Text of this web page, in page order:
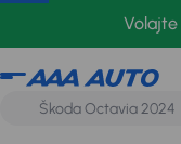
Tesla